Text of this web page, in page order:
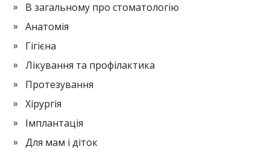
В загальному про стоматологію
Анатомія
Гігієна
Лікування та профілактика
Протезування
Хірургія
Імплантація
Для мам і діток